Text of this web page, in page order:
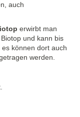
auch
erwirbt man
und kann bis
können dort auch
werden.